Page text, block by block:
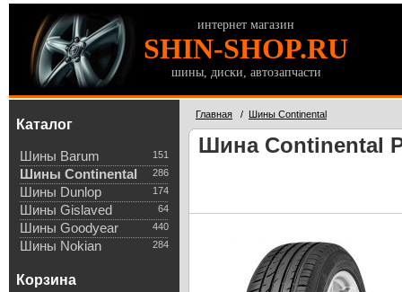
интернет магазин
SHIN-SHOP.RU
шины, диски, автозапчасти
Каталог
151
Шины Barum
286
Шины Continental
174
Шины Dunlop
64
Шины Gislaved
440
Шины Goodyear
284
Шины Nokian
Корзина
Главная / Шины Continental
Шина Continental